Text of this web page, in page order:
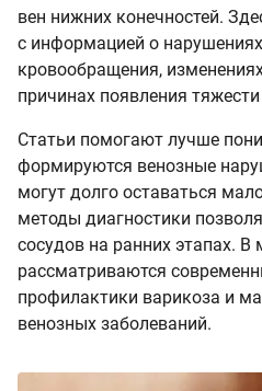
вен нижних конечностей.
с информацией о
кровообращения,
причинах появления
Статьи помогают лучше
формируются венозные
могут долго оставаться
методы диагностики
сосудов на ранних этапах. В
рассматриваются
профилактики варикоза и
венозных заболеваний.